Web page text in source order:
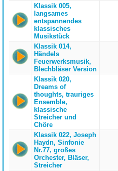
Klassik 005,
langsames
entspannendes
klassisches
Musikstück
Klassik 014,
Händels
Feuerwerksmusik,
Blechbläser Version
Klassik 020,
Dreams of
thoughts, trauriges
Ensemble,
klassische
Streicher und
Chöre
Klassik 022, Joseph
Haydn, Sinfonie
Nr.77, großes
Orchester, Bläser,
Streicher